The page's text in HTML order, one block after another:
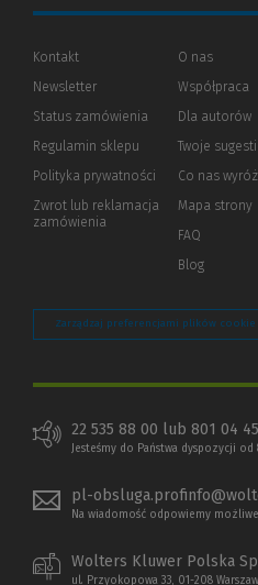
Kontakt
Newsletter
Status zamówienia
Regulamin sklepu
Polityka prywatności (Nowe
(Link
innej
Zwrot lub reklamacja
zamówienia
O nas
Współpraca
Dla autorów
Twoje
Co nas
Mapa strony
FAQ
Blog
Zarządzaj preferencjami plików cookie
22 535 88 00 lub 801 04
Jesteśmy do Państwa dyspozycji
pl-
Na wiadomość odpowiemy
Wolters Kluwer Polska
ul. Przyokopowa 33, 01-208